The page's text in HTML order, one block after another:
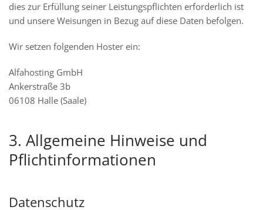
dies zur Erfüllung seiner Leistungspflichten erforderlich ist
und unsere Weisungen in Bezug auf diese Daten befolgen.
Wir setzen folgenden Hoster ein:
Alfahosting GmbH
Ankerstraße 3b
06108 Halle (Saale)
3. Allgemeine Hinweise und
Pflicht­informationen
Datenschutz